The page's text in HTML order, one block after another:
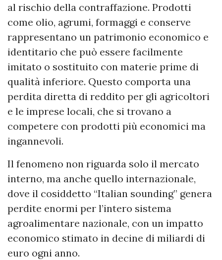
al rischio della contraffazione. Prodotti
come olio, agrumi, formaggi e conserve
rappresentano un patrimonio economico e
identitario che può essere facilmente
imitato o sostituito con materie prime di
qualità inferiore. Questo comporta una
perdita diretta di reddito per gli agricoltori
e le imprese locali, che si trovano a
competere con prodotti più economici ma
ingannevoli.
Il fenomeno non riguarda solo il mercato
interno, ma anche quello internazionale,
dove il cosiddetto “Italian sounding” genera
perdite enormi per l’intero sistema
agroalimentare nazionale, con un impatto
economico stimato in decine di miliardi di
euro ogni anno.